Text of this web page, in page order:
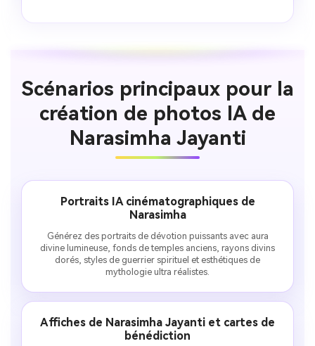
Scénarios principaux pour la
création de photos IA de
Narasimha Jayanti
Portraits IA cinématographiques de
Narasimha
Générez des portraits de dévotion puissants avec aura
divine lumineuse, fonds de temples anciens, rayons divins
dorés, styles de guerrier spirituel et esthétiques de
mythologie ultra réalistes.
Affiches de Narasimha Jayanti et cartes de
bénédiction